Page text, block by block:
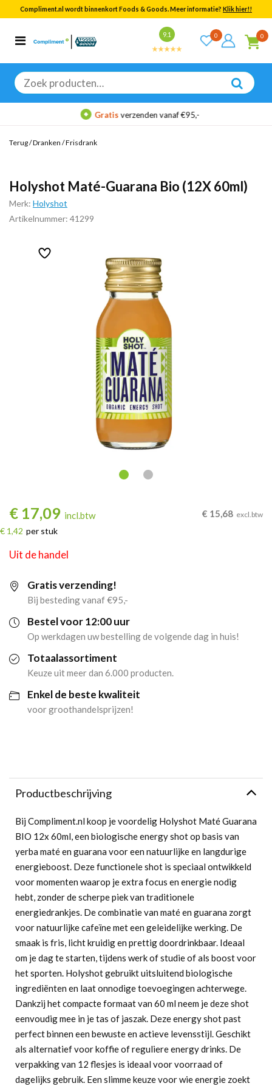
Compliment.nl wordt binnenkort Foods & Goods. Meer informatie? Klik hier!!
9.1 0 0
Zoeken
naar:
Categorieën
Bekijk alle resultaten
Gratisverzenden vanaf €95,-
Terug/Dranken /Frisdrank
Holyshot Maté-Guarana Bio (12X 60ml)
Merk: Holyshot
Artikelnummer: 41299
€ 17,09 incl.btw
€ 1,42 per stuk
€ 15,68 excl.btw
Uit de handel
Gratis verzending!
Bij besteding vanaf €95,-
Bestel voor 12:00 uur
Op werkdagen uw bestelling de volgende dag in huis!
Totaalassortiment
Keuze uit meer dan 6.000 producten.
Enkel de beste kwaliteit
voor groothandelsprijzen!
Productbeschrijving
Bij Compliment.nl koop je voordelig Holyshot Maté Guarana
BIO 12x 60ml, een biologische energy shot op basis van
yerba maté en guarana voor een natuurlijke en langdurige
energieboost. Deze functionele shot is speciaal ontwikkeld
voor momenten waarop je extra focus en energie nodig
hebt, zonder de scherpe piek van traditionele
energiedrankjes. De combinatie van maté en guarana zorgt
voor natuurlijke cafeïne met een geleidelijke werking. De
smaak is fris, licht kruidig en prettig doordrinkbaar. Ideaal
om je dag te starten, tijdens werk of studie of als boost voor
het sporten. Holyshot gebruikt uitsluitend biologische
ingrediënten en laat onnodige toevoegingen achterwege.
Dankzij het compacte formaat van 60 ml neem je deze shot
eenvoudig mee in je tas of jaszak. Deze energy shot past
perfect binnen een bewuste en actieve levensstijl. Geschikt
als alternatief voor koffie of reguliere energy drinks. De
verpakking van 12 flesjes is ideaal voor voorraad of
dagelijks gebruik. Een slimme keuze voor wie energie zoekt